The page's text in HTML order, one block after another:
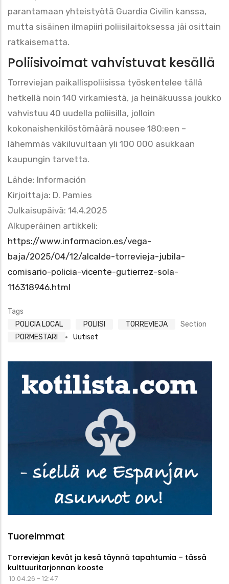
parantamaan yhteistyötä Guardia Civilin kanssa,
mutta sisäinen ilmapiiri poliisilaitoksessa jäi osittain
ratkaisematta.
Poliisivoimat vahvistuvat kesällä
Torreviejan paikallispoliisissa työskentelee tällä
hetkellä noin 140 virkamiestä, ja heinäkuussa joukko
vahvistuu 40 uudella poliisilla, jolloin
kokonaishenkilöstömäärä nousee 180:een –
lähemmäs väkiluvultaan yli 100 000 asukkaan
kaupungin tarvetta.
Lähde: Información
Kirjoittaja: D. Pamies
Julkaisupäivä: 14.4.2025
Alkuperäinen artikkeli:
https://www.informacion.es/vega-
baja/2025/04/12/alcalde-torrevieja-jubila-
comisario-policia-vicente-gutierrez-sola-
116318946.html
Tags
POLICIA LOCAL
POLIISI
TORREVIEJA
PORMESTARI
Section
Uutiset
Tuoreimmat
Torreviejan kevät ja kesä täynnä tapahtumia – tässä
kulttuuritarjonnan kooste
10.04.26 - 12:47